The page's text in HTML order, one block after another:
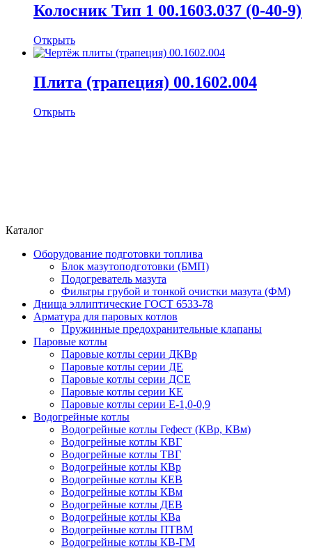
Колосник Тип 1 00.1603.037 (0-40-9)
Открыть
Плита (трапеция) 00.1602.004
Открыть
Каталог
Оборудование подготовки топлива
Блок мазутоподготовки (БМП)
Подогреватель мазута
Фильтры грубой и тонкой очистки мазута (ФМ)
Днища эллиптические ГОСТ 6533-78
Арматура для паровых котлов
Пружинные предохранительные клапаны
Паровые котлы
Паровые котлы серии ДКВр
Паровые котлы серии ДЕ
Паровые котлы серии ДСЕ
Паровые котлы серии КЕ
Паровые котлы серии Е-1,0-0,9
Водогрейные котлы
Водогрейные котлы Гефест (КВр, КВм)
Водогрейные котлы КВГ
Водогрейные котлы ТВГ
Водогрейные котлы КВр
Водогрейные котлы КЕВ
Водогрейные котлы КВм
Водогрейные котлы ДЕВ
Водогрейные котлы КВа
Водогрейные котлы ПТВМ
Водогрейные котлы КВ-ГМ